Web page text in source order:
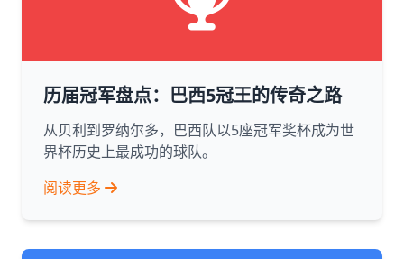
历届冠军盘点：巴西5冠王的传奇之路
从贝利到罗纳尔多，巴西队以5座冠军奖杯成为世
界杯历史上最成功的球队。
阅读更多